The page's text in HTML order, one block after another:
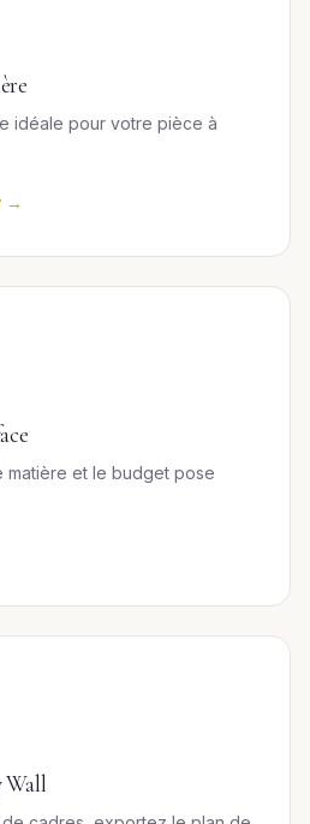
idéale pour votre pièce à
→
matière et le budget pose
Wall